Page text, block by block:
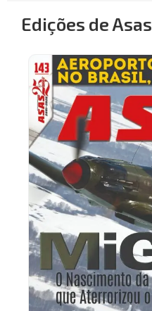
Edições de Asas